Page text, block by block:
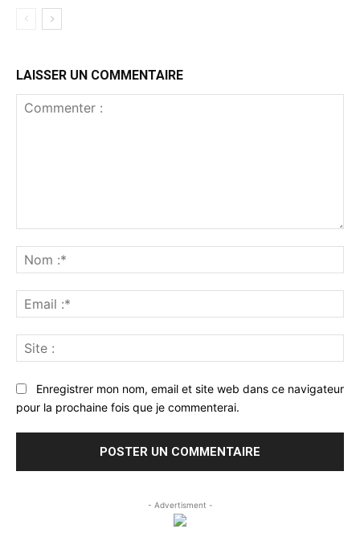
LAISSER UN COMMENTAIRE
:*
:*
:
Enregistrer mon nom, email et site web dans ce navigateur
pour la prochaine fois que je commenterai.
- Advertisment -